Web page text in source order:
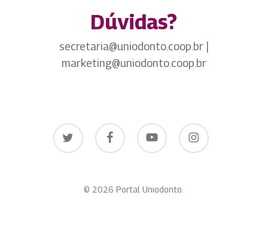
Dúvidas?
secretaria@uniodonto.coop.br |
marketing@uniodonto.coop.br
twitter facebook youtube instagram
© 2026 Portal Uniodonto.